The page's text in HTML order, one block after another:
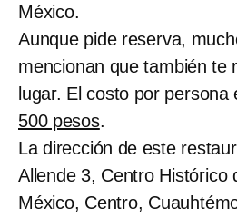
México.
Aunque pide reserva,
mencionan que también te
lugar. El costo por
500 pesos.
La dirección de este
Allende 3, Centro Histórico
México, Centro,